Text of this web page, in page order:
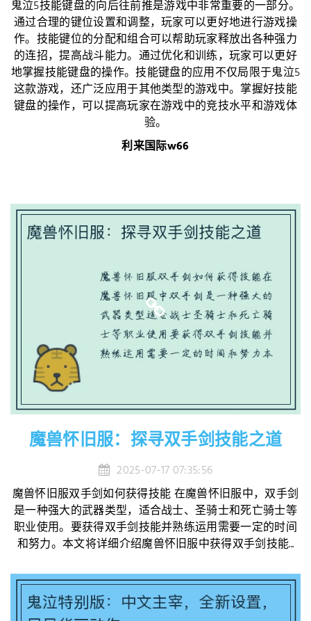
鬼泣5技能键盘的向后往前推是游戏中非常重要的一部分。
通过合理的键位设置和调整，玩家可以更好地进行游戏操
作。技能键位的分配和组合可以帮助玩家释放出各种强力
的连招，提高战斗能力。通过优化和训练，玩家可以更好
地掌握技能键盘的操作。技能键盘的应用不仅局限于鬼泣5
这款游戏，还广泛应用于其他类型的游戏中。掌握好技能
键盘的操作，可以提高玩家在游戏中的竞技水平和游戏体
验。
利来国际w66
魔兽怀旧服：探寻双手剑技能之道
2025-07-17 07:35:56
魔兽怀旧服双手剑如何获得技能 在魔兽怀旧服中，双手剑
是一种强大的武器类型，适合战士、圣骑士和死亡骑士等
职业使用。要获得双手剑技能并熟练运用需要一定的时间
和努力。本文将详细介绍魔兽怀旧服中获得双手剑技能...